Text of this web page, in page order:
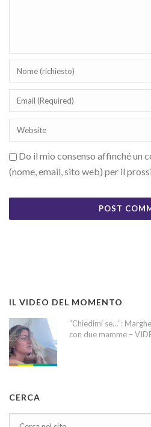
Do il mio consenso affinché un
(nome, email, sito web) per il
IL VIDEO DEL MOMENTO
“Chiedimi se…”:
con due mamme –
CERCA